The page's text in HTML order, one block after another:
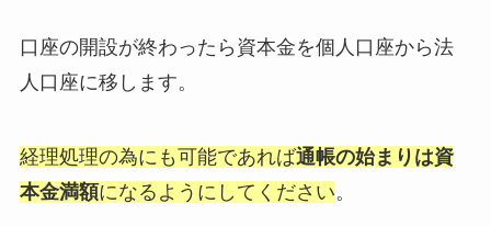
口座の開設が終わったら資本金を個人口座から法
人口座に移します。
経理処理の為にも可能であれば通帳の始まりは資
本金満額になるようにしてください。